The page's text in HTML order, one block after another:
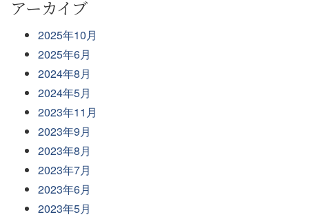
アーカイブ
2025年10月
2025年6月
2024年8月
2024年5月
2023年11月
2023年9月
2023年8月
2023年7月
2023年6月
2023年5月